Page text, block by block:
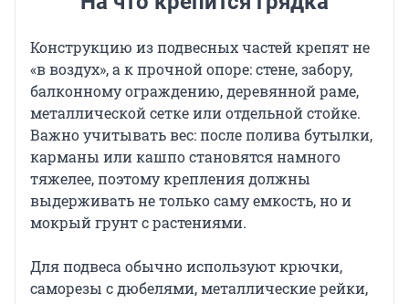
Конструкцию из подвесных частей крепят не
«в воздух», а к прочной опоре: стене, забору,
балконному ограждению, деревянной раме,
металлической сетке или отдельной стойке.
Важно учитывать вес: после полива бутылки,
карманы или кашпо становятся намного
тяжелее, поэтому крепления должны
выдерживать не только саму емкость, но и
мокрый грунт с растениями.
Для подвеса обычно используют крючки,
саморезы с дюбелями, металлические рейки,